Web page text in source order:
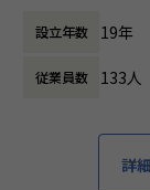
ベンダーミーテ
・6ヶ月～1年:
・Sun*へのキャ
・週1で勉強会を
研修)
■高いリモート
・リモートワー
・地方からのフ
社
DX
設立年数 19年
従業員数 133人
詳